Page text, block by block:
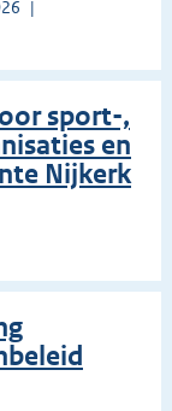
sport-,
en
Nijkerk